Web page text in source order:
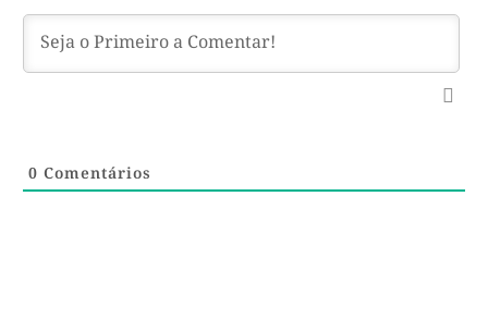
0 Comentários